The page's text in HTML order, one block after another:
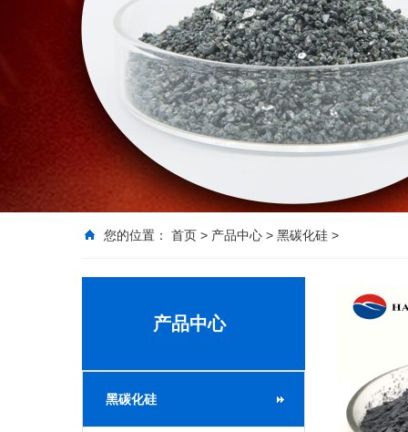
您的位置： 首页 > 产品中心 > 黑碳化硅 >
产品中心
黑碳化硅